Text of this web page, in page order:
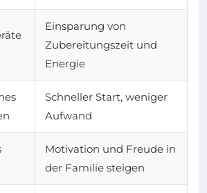
Einsparung von
Zubereitungszeit und
Energie
Schneller Start, weniger
Aufwand
Motivation und Freude in
der Familie steigen